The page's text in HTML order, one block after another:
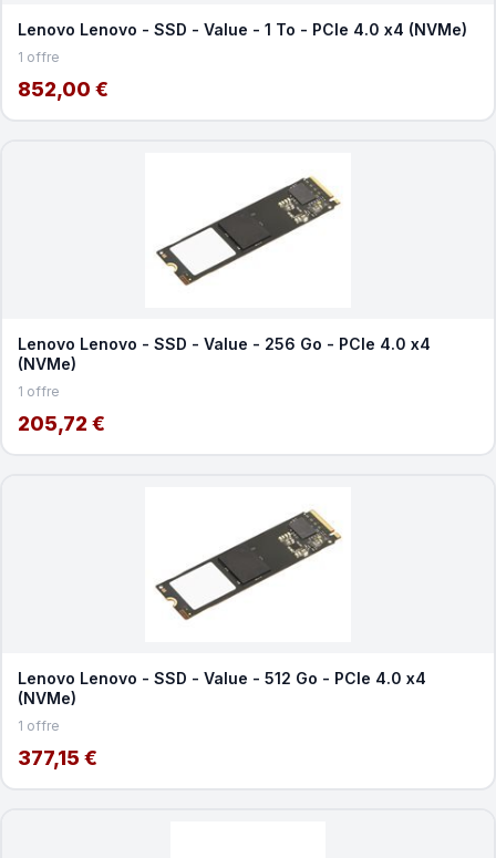
Lenovo Lenovo - SSD - Value - 1 To - PCIe 4.0 x4 (NVMe)
1 offre
852,00 €
Lenovo Lenovo - SSD - Value - 256 Go - PCIe 4.0 x4
(NVMe)
1 offre
205,72 €
Lenovo Lenovo - SSD - Value - 512 Go - PCIe 4.0 x4
(NVMe)
1 offre
377,15 €